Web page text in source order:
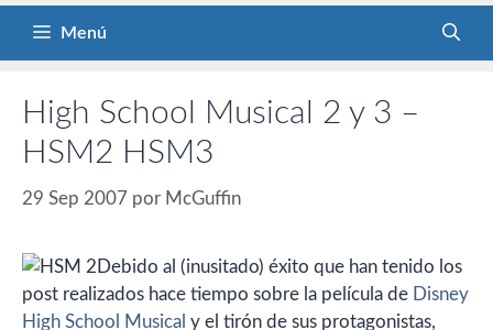
Menú
High School Musical 2 y 3 –
HSM2 HSM3
29 Sep 2007 por McGuffin
Debido al (inusitado) éxito que han tenido los
post realizados hace tiempo sobre la película de Disney
High School Musical y el tirón de sus protagonistas,